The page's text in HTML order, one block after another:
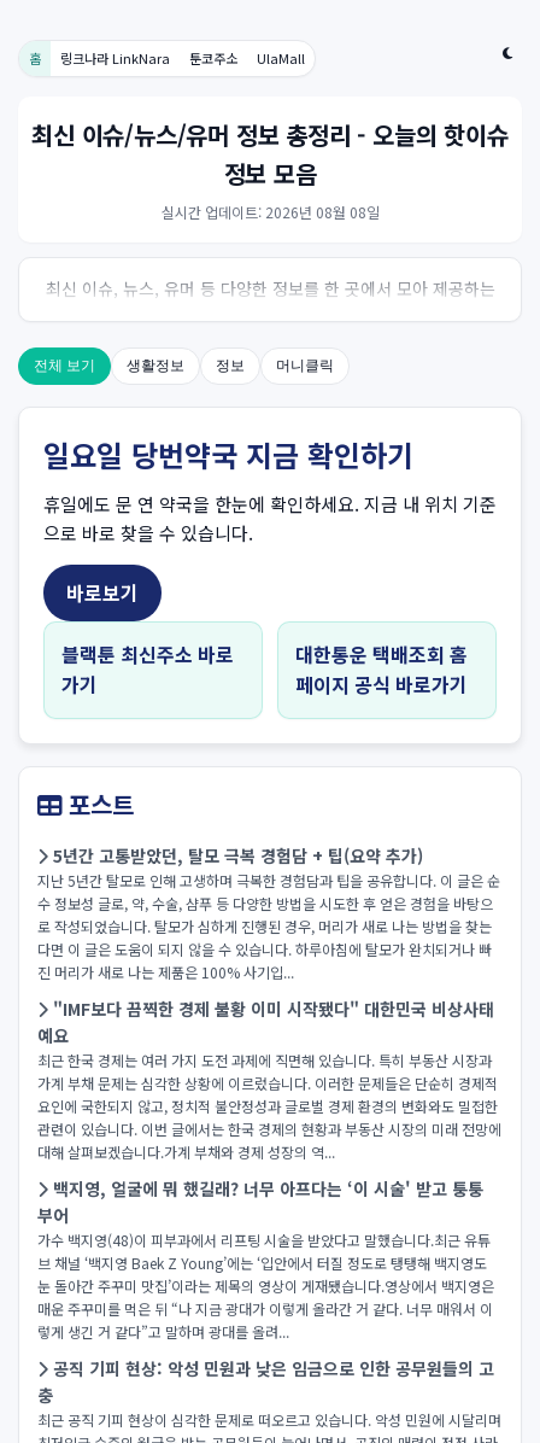
홈 링크나라 LinkNara 툰코주소 UlaMall
최신 이슈/뉴스/유머 정보 총정리 - 오늘의 핫이슈
정보 모음
실시간 업데이트: 2026년 08월 08일
최신 이슈, 뉴스, 유머 등 다양한 정보를 한 곳에서 모아 제공하는
사이트입니다. 오늘의 핫이슈를 한눈에 살펴보세요.
전체 보기 생활정보 정보 머니클릭
일요일 당번약국 지금 확인하기
휴일에도 문 연 약국을 한눈에 확인하세요. 지금 내 위치 기준
으로 바로 찾을 수 있습니다.
바로보기
블랙툰 최신주소 바로
가기
대한통운 택배조회 홈
페이지 공식 바로가기
포스트
5년간 고통받았던, 탈모 극복 경험담 + 팁(요약 추가)
지난 5년간 탈모로 인해 고생하며 극복한 경험담과 팁을 공유합니다. 이 글은 순
수 정보성 글로, 약, 수술, 샴푸 등 다양한 방법을 시도한 후 얻은 경험을 바탕으
로 작성되었습니다. 탈모가 심하게 진행된 경우, 머리가 새로 나는 방법을 찾는
다면 이 글은 도움이 되지 않을 수 있습니다. 하루아침에 탈모가 완치되거나 빠
진 머리가 새로 나는 제품은 100% 사기입...
"IMF보다 끔찍한 경제 불황 이미 시작됐다" 대한민국 비상사태
예요
최근 한국 경제는 여러 가지 도전 과제에 직면해 있습니다. 특히 부동산 시장과
가계 부채 문제는 심각한 상황에 이르렀습니다. 이러한 문제들은 단순히 경제적
요인에 국한되지 않고, 정치적 불안정성과 글로벌 경제 환경의 변화와도 밀접한
관련이 있습니다. 이번 글에서는 한국 경제의 현황과 부동산 시장의 미래 전망에
대해 살펴보겠습니다.가계 부채와 경제 성장의 역...
백지영, 얼굴에 뭐 했길래? 너무 아프다는 ‘이 시술' 받고 퉁퉁
부어
가수 백지영(48)이 피부과에서 리프팅 시술을 받았다고 말했습니다.최근 유튜
브 채널 ‘백지영 Baek Z Young’에는 ‘입안에서 터질 정도로 탱탱해 백지영도
눈 돌아간 주꾸미 맛집’이라는 제목의 영상이 게재됐습니다.영상에서 백지영은
매운 주꾸미를 먹은 뒤 “나 지금 광대가 이렇게 올라간 거 같다. 너무 매워서 이
렇게 생긴 거 같다”고 말하며 광대를 올려...
공직 기피 현상: 악성 민원과 낮은 임금으로 인한 공무원들의 고
충
최근 공직 기피 현상이 심각한 문제로 떠오르고 있습니다. 악성 민원에 시달리며